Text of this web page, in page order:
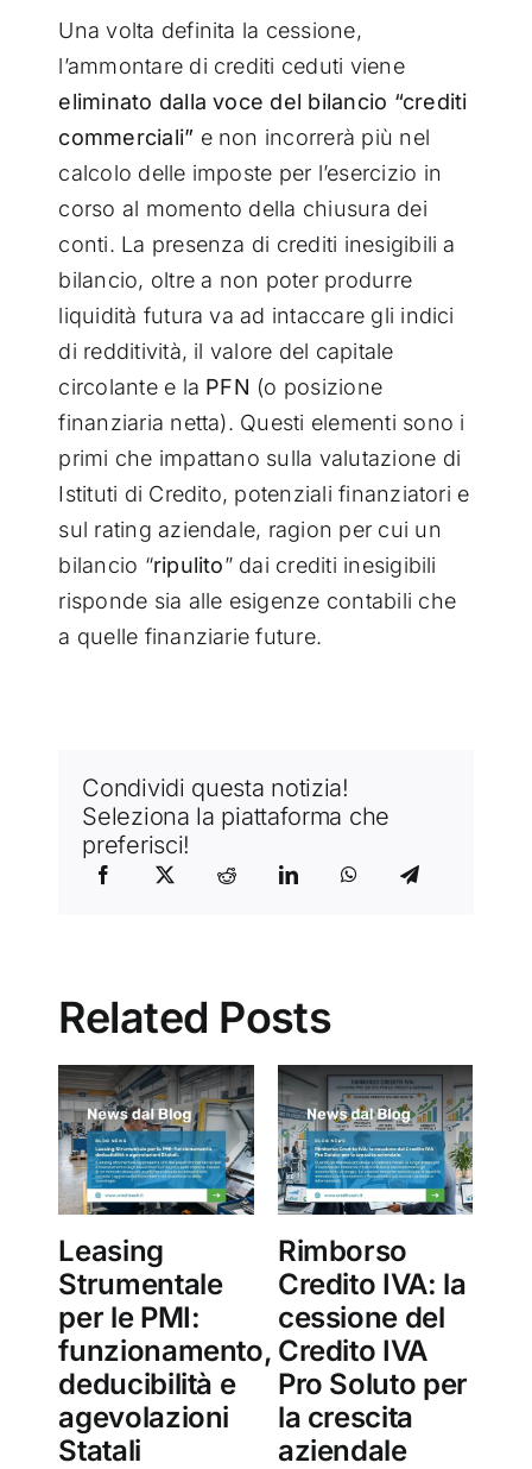
Una volta definita la cessione,
l’ammontare di crediti ceduti viene
eliminato dalla voce del bilancio “crediti
commerciali” e non incorrerà più nel
calcolo delle imposte per l’esercizio in
corso al momento della chiusura dei
conti. La presenza di crediti inesigibili a
bilancio, oltre a non poter produrre
liquidità futura va ad intaccare gli indici
di redditività, il valore del capitale
circolante e la PFN (o posizione
finanziaria netta). Questi elementi sono i
primi che impattano sulla valutazione di
Istituti di Credito, potenziali finanziatori e
sul rating aziendale, ragion per cui un
bilancio “ripulito” dai crediti inesigibili
risponde sia alle esigenze contabili che
a quelle finanziarie future.
Condividi questa notizia!
Seleziona la piattaforma che
preferisci!
Related Posts
Leasing
Strumentale
per le PMI:
funzionamento,
deducibilità e
agevolazioni
Statali
Rimborso
Credito IVA: la
cessione del
Credito IVA
Pro Soluto per
la crescita
aziendale